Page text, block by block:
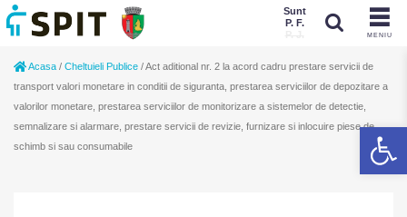
MENIU
Sunt
P. F.
P. J.
P. F.
Acasa / Cheltuieli Publice /Act aditional nr. 2 la acord cadru prestare servicii de
transport valori monetare in conditii de siguranta, prestarea serviciilor de depozitare a
valorilor monetare, prestarea serviciilor de monitorizare a sistemelor de detectie,
semnalizare si alarmare, prestare servicii de revizie, furnizare si inlocuire piese de
schimb si sau consumabile